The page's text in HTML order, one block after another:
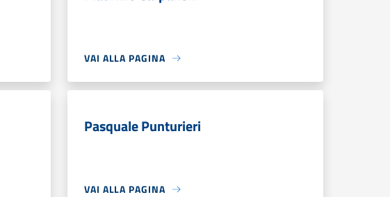
VAI ALLA PAGINA
Pasquale Punturieri
VAI ALLA PAGINA